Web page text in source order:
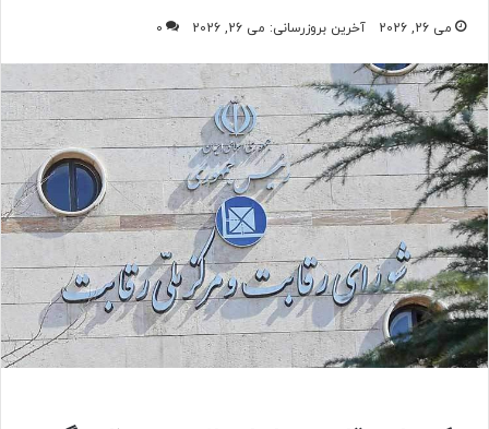
می 26, 2026 آخرین بروزرسانی: می 26, 2026 0